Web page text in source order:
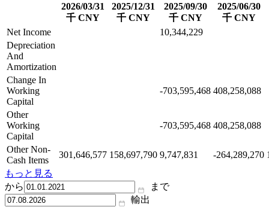
2026/03/31
千 CNY
2025/12/31
千 CNY
2025/09/30
千 CNY
2025/06/30
千 CNY
Net Income
10,344,229
Depreciation
And
Amortization
Change In
Working
Capital
-703,595,468 408,258,088
Other
Working
Capital
-703,595,468 408,258,088
Other Non-
Cash Items
301,646,577 158,697,790 9,747,831 -264,289,270
もっと見る
から
まで
輸出